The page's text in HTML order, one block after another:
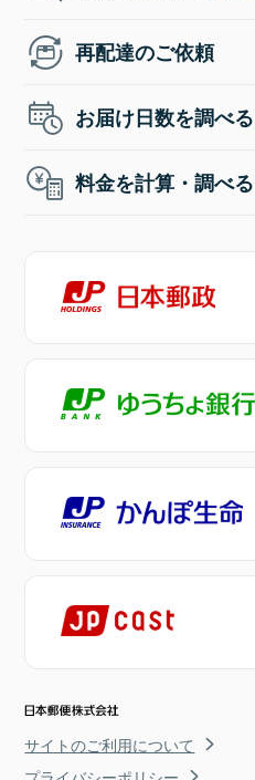
再配達のご依頼
お届け日数を調べる
料金を計算・調べる
サイトのご利用について